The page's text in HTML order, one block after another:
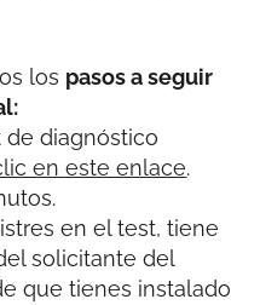
los pasos a seguir
de diagnóstico
en este enlace.
en el test, tiene
solicitante del
que tienes instalado